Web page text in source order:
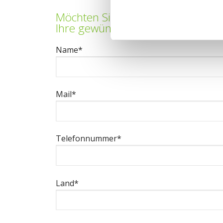
Möchten Sie eine Simulation
Ihre gewünschte Menge
Name*
Mail*
Telefonnummer*
Land*